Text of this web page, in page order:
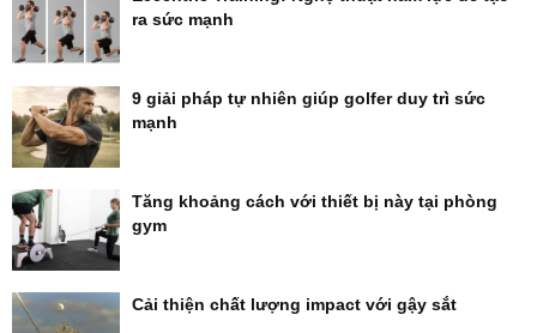
ra sức mạnh
9 giải pháp tự nhiên giúp golfer duy trì sức
mạnh
Tăng khoảng cách với thiết bị này tại phòng
gym
Cải thiện chất lượng impact với gậy sắt